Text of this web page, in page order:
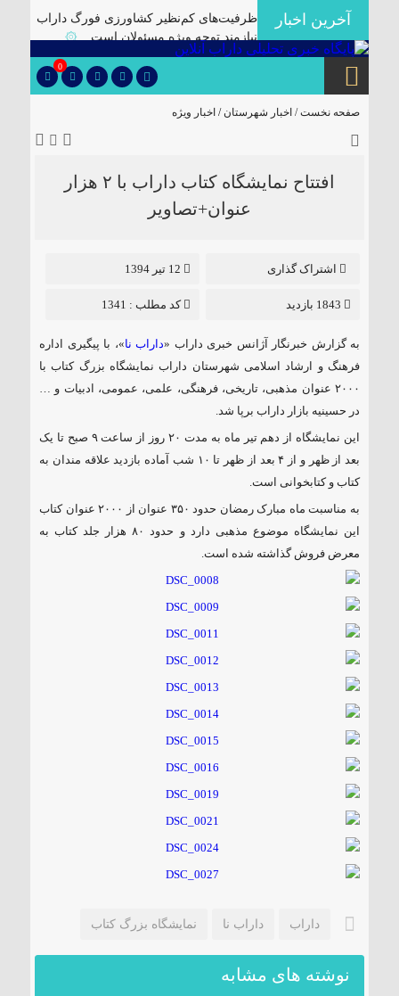
آخرین اخبار
ظرفیت‌های کم‌نظیر کشاورزی فورگ داراب
نیازمند توجه ویژه مسئولان است
۞
برگزاری آیین تودیع و معارفه بخشداران
شهرستان داراب با حضور مدیرکل سیاسی
🔴دارابگرد فارس در مسیر یونسکو/تدوین
نقشه راه ۵ ساله برای بازشناسی هویت
دارابگرد
۞
🔺انهدام باند توزیع موادمخدر در داراب/
کشف سلاح جنگی و تلفن ماهواره ای از این
باند
۞
✅بررسی موانع احداث نیروگاه خورشیدی
۱۸۵ مگاواتی تابان هور در داراب با حضور
فرماندار ویژه شهرستان
0
صفحه نخست / اخبار شهرستان/ اخبار ویژه
افتتاح نمایشگاه کتاب داراب با ۲ هزار
عنوان+تصاویر
اشتراک گذاری
کد مطلب : 1341
به گزارش خبرنگار آژانس خبری داراب «داراب نا»، با پیگیری اداره
فرهنگ و ارشاد اسلامی شهرستان داراب نمایشگاه بزرگ کتاب با
۲۰۰۰ عنوان مذهبی، تاریخی، فرهنگی، علمی، عمومی، ادبیات و …
در حسینیه بازار داراب برپا شد.
این نمایشگاه از دهم تیر ماه به مدت ۲۰ روز از ساعت ۹ صبح تا یک
بعد از ظهر و از ۴ بعد از ظهر تا ۱۰ شب آماده بازدید علاقه مندان به
کتاب و کتابخوانی است.
به مناسبت ماه مبارک رمضان حدود ۳۵۰ عنوان از ۲۰۰۰ عنوان کتاب
این نمایشگاه موضوع مذهبی دارد و حدود ۸۰ هزار جلد کتاب به
معرض فروش گذاشته شده است.
داراب داراب نا نمایشگاه بزرگ کتاب
نوشته های مشابه